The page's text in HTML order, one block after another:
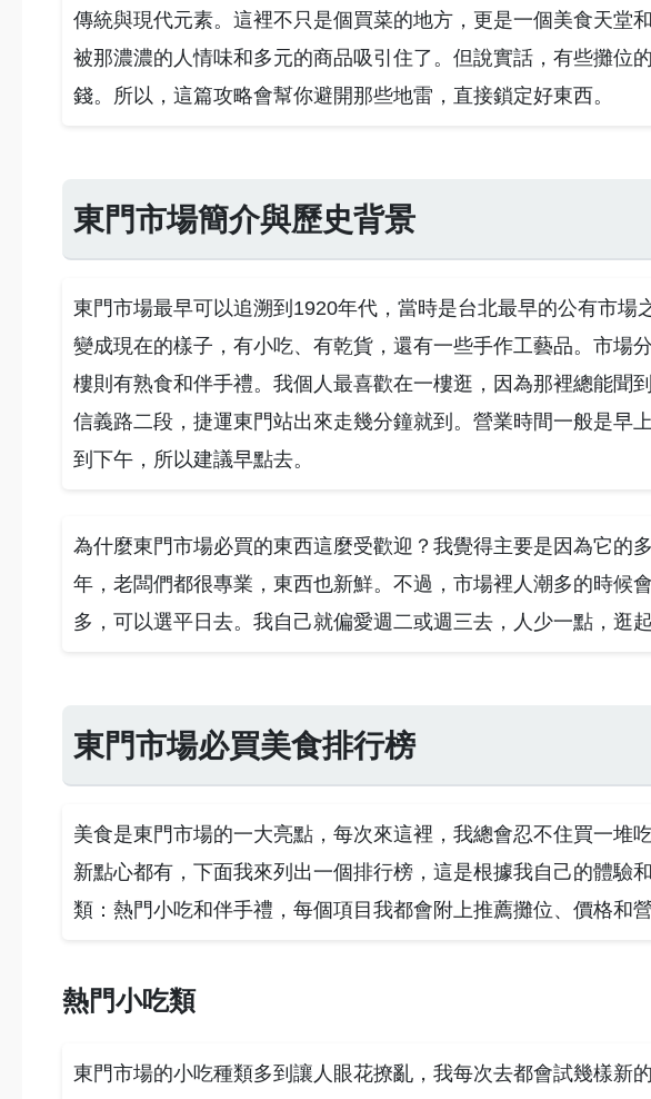
傳統與現代元素。這裡不只是個買菜的地方，更是一個美食天堂
被那濃濃的人情味和多元的商品吸引住了。但說實話，有些攤位
錢。所以，這篇攻略會幫你避開那些地雷，直接鎖定好東西。
東門市場簡介與歷史背景
東門市場最早可以追溯到1920年代，當時是台北最早的公有市場
變成現在的樣子，有小吃、有乾貨，還有一些手作工藝品。市場
樓則有熟食和伴手禮。我個人最喜歡在一樓逛，因為那裡總能聞
信義路二段，捷運東門站出來走幾分鐘就到。營業時間一般是早
到下午，所以建議早點去。
為什麼東門市場必買的東西這麼受歡迎？我覺得主要是因為它的
年，老闆們都很專業，東西也新鮮。不過，市場裡人潮多的時候
多，可以選平日去。我自己就偏愛週二或週三去，人少一點，逛起
東門市場必買美食排行榜
美食是東門市場的一大亮點，每次來這裡，我總會忍不住買一堆
新點心都有，下面我來列出一個排行榜，這是根據我自己的體驗
類：熱門小吃和伴手禮，每個項目我都會附上推薦攤位、價格和
熱門小吃類
東門市場的小吃種類多到讓人眼花撩亂，我每次去都會試幾樣新